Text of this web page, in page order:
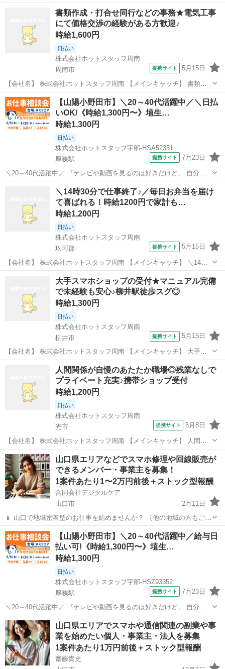
日/月収27万円以上可】時給1,600円★交渉力を活かせる◎電気工事の
施工管理サポート事務♪ 【お仕事内容】 これまでの交渉や調整の経験
を こちらのお仕...
周南市 その他
書類作成・打合せ同行などの事務★電気工事
にて価格交渉の経験がある方歓迎♪
時給1,600円
日払い
株式会社ホットスタッフ周南
周南市
提携サイト 5月15日
【会社名】 株式会社ホットスタッフ周南 【メインキャッチ】 書類作
成・打合せ同行などの事務★電気工事にて価格交渉の経験がある方歓
迎♪ 【お仕事内容】 ／ あなたの交渉スキル、 ここで一番の武器
にしちゃいましょう♪ ＼...
山口 周南市 その他
【山陽小野田市】＼20～40代活躍中／＼日払
いOK/《時給1,300円〜》埴生…
時給1,300円
日払い
株式会社ホットスタッフ宇部-HSA52351
厚狭駅
提携サイト 7月23日
＼20～40代活躍中／ 『テレビや動画を見るのは好きだけど、 自分が
制作に関わるなんて無理だ』 と思っていませんか? こちらのお仕事
は、 オートレース場内のスタジオから全国へ発信! 熱気あふれる生放
送の舞台裏★ 実はこの...
山陽小野田市 厚狭駅 その他
＼14時30分で仕事終了♪／毎日お弁当を届け
て喜ばれる！時給1200円で家計も…
時給1,200円
日払い
株式会社ホットスタッフ周南
玖珂郡
提携サイト 5月15日
【会社名】 株式会社ホットスタッフ周南 【メインキャッチ】 ＼14時
30分で仕事終了♪／毎日お弁当を届けて喜ばれる！時給1200円で家計
も安心◎普通免許必須 【お仕事内容】 ＼14時30分には退勤♪／ 午後の
時間はたっ...
その他
大手スマホショップの受付★マニュアル完備
で未経験も安心♪柳井駅徒歩スグ◎
時給1,300円
日払い
株式会社ホットスタッフ周南
柳井市
提携サイト 5月15日
【会社名】 株式会社ホットスタッフ周南 【メインキャッチ】 大手ス
マホショップの受付★マニュアル完備で未経験も安心♪柳井駅徒歩スグ
安心◎ 柳井市にある...
その他
人間関係が自慢のあたたか職場◎残業なしで
プライベート充実♪携帯ショップ受付
時給1,200円
日払い
株式会社ホットスタッフ周南
光市
提携サイト 5月8日
【会社名】 株式会社ホットスタッフ周南 【メインキャッチ】 人間関
係が自慢のあたたか職場◎残業なしでプライベート充実♪携帯ショップ
受付 【お仕事内容】 携帯ショップのカウンター受付と接客案内の オ
シゴトをおねがいします！...
山口 光市 その他
山口県エリアなどでスマホ修理や回線販売が
できるメンバー・事業主を募集！
1案件あたり1〜2万円前後＋ストック型報酬
合同会社デジタルケア
山口市
2月11日
📱 山口で地域密着型のお仕事を始めませんか？ （他の地域の方もご相
談OK！） 時間や場所に縛られず、自宅でもスタート可能！ 未経験の
方でもスマホ修理のスキルを学びながら、収益化の仕組みを共有しま
す。 こんな方...
山口 山口市 その他 スキマ時間
【山陽小野田市】＼20～40代活躍中／給与日
払い可!《時給1,300円〜》埴生…
時給1,300円
日払い
株式会社ホットスタッフ宇部-HSZ93352
厚狭駅
提携サイト 7月23日
＼20～40代活躍中／ 『テレビや動画を見るのは好きだけど、 自分が
制作に関わるなんて無理だ』 と思っていませんか? こちらのお仕事
は、 オートレース場内のスタジオから全国へ発信! 熱気あふれる生放
送の舞台裏★ 実はこの...
山口 山陽小野田市 厚狭駅
山口県エリアでスマホや通信関連の副業や事
業を始めたい個人・事業主・法人を募集
1案件あたり1万円前後＋ストック型報酬
齋藤貴史